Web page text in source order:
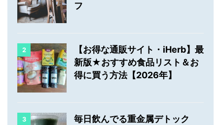
フ
2
【お得な通販サイト・iHerb】最
新版★おすすめ食品リスト＆お
得に買う方法【2026年】
3
毎日飲んでる重金属デトック